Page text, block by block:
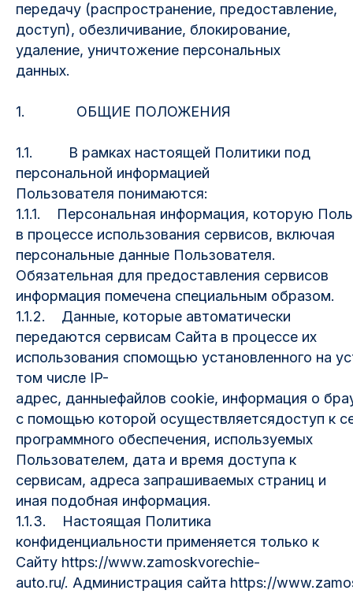
передачу (распространение, предоставление,
доступ), обезличивание, блокирование,
удаление, уничтожение персональных
данных.
1. ОБЩИЕ ПОЛОЖЕНИЯ
1.1. В рамках настоящей Политики под
персональной информацией
Пользователя понимаются:
1.1.1. Персональная информация, которую
в процессе использования сервисов, включая
персональные данные Пользователя.
Обязательная для предоставления сервисов
информация помечена специальным образом.
1.1.2. Данные, которые автоматически
передаются сервисам Сайта в процессе их
использования спомощью установленного на
том числе IP-
адрес, данныефайлов cookie, информация о
с помощью которой осуществляетсядоступ к
программного обеспечения, используемых
Пользователем, дата и время доступа к
сервисам, адреса запрашиваемых страниц и
иная подобная информация.
1.1.3. Настоящая Политика
конфиденциальности применяется только к
Сайту https://www.zamoskvorechie-
auto.ru/. Администрация сайта https://